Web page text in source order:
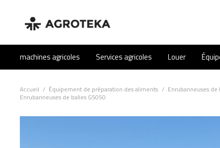
machines agricoles Services agricoles Louer
Accueil / Équipement de préparation des aliments / Enrubanneuses de
Enrubanneuses de balles G5050